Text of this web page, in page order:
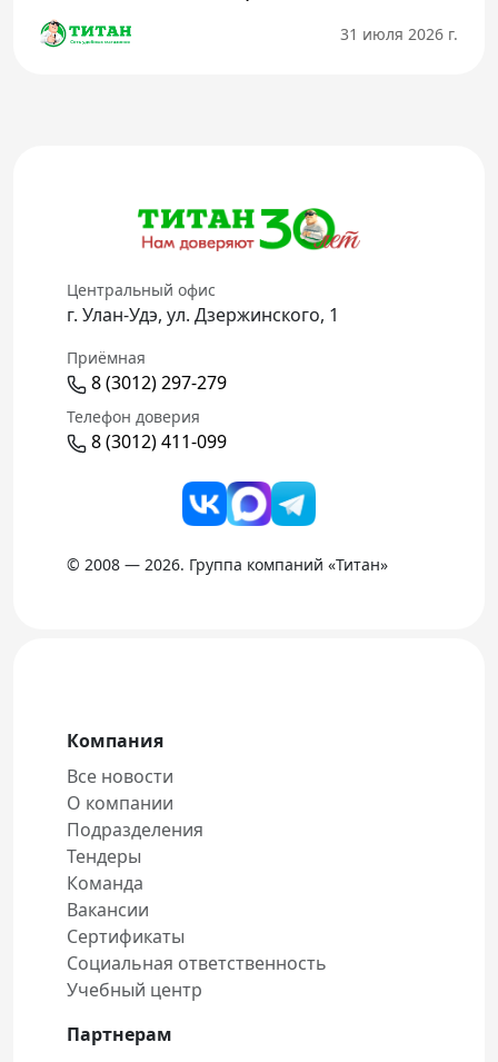
31 июля 2026 г.
Центральный офис
г. Улан-Удэ, ул. Дзержинского, 1
Приёмная
8 (3012) 297-279
Телефон доверия
8 (3012) 411-099
© 2008 — 2026. Группа компаний «Титан»
Компания
Все новости
О компании
Подразделения
Тендеры
Команда
Вакансии
Сертификаты
Социальная ответственность
Учебный центр
Партнерам